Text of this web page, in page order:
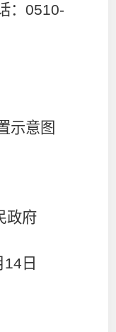
0510-
示意图
政府
14 日